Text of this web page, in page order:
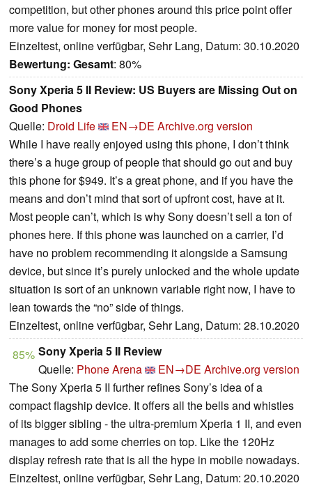
competition, but other phones around this price point offer
more value for money for most people.
Einzeltest, online verfügbar, Sehr Lang, Datum: 30.10.2020
Bewertung: Gesamt: 80%
Sony Xperia 5 II Review: US Buyers are Missing Out on
Good Phones
Quelle: Droid Life EN→DE Archive.org version
While I have really enjoyed using this phone, I don’t think
there’s a huge group of people that should go out and buy
this phone for $949. It’s a great phone, and if you have the
means and don’t mind that sort of upfront cost, have at it.
Most people can’t, which is why Sony doesn’t sell a ton of
phones here. If this phone was launched on a carrier, I’d
have no problem recommending it alongside a Samsung
device, but since it’s purely unlocked and the whole update
situation is sort of an unknown variable right now, I have to
lean towards the “no” side of things.
Einzeltest, online verfügbar, Sehr Lang, Datum: 28.10.2020
85% Sony Xperia 5 II Review
Quelle: Phone Arena EN→DE Archive.org version
The Sony Xperia 5 II further refines Sony’s idea of a
compact flagship device. It offers all the bells and whistles
of its bigger sibling - the ultra-premium Xperia 1 II, and even
manages to add some cherries on top. Like the 120Hz
display refresh rate that is all the hype in mobile nowadays.
Einzeltest, online verfügbar, Sehr Lang, Datum: 20.10.2020